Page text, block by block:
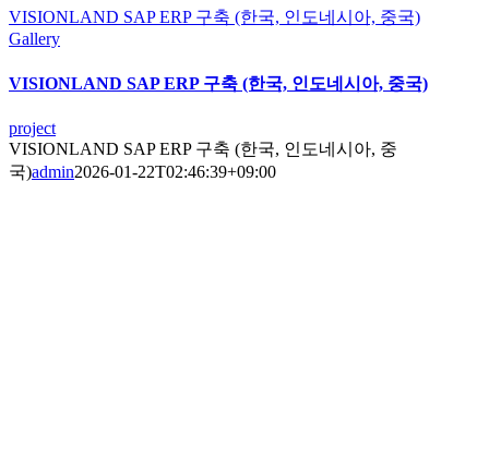
VISIONLAND SAP ERP 구축 (한국, 인도네시아, 중국)
Gallery
VISIONLAND SAP ERP 구축 (한국, 인도네시아, 중국)
project
VISIONLAND SAP ERP 구축 (한국, 인도네시아, 중
국)admin2026-01-22T02:46:39+09:00